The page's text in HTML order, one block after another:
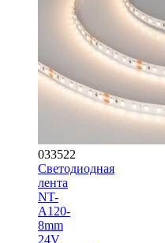
033522
Светодиодная
лента
NT-
A120-
8mm
24V